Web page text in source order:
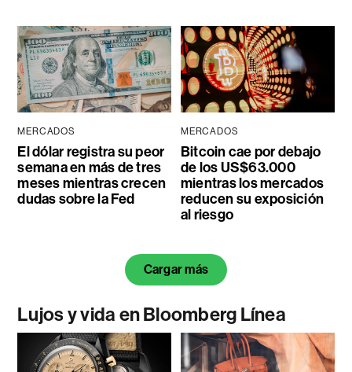
MERCADOS
El dólar registra su peor
semana en más de tres
meses mientras crecen
dudas sobre la Fed
MERCADOS
Bitcoin cae por debajo
de los US$63.000
mientras los mercados
reducen su exposición
al riesgo
Cargar más
Lujos y vida en Bloomberg Línea